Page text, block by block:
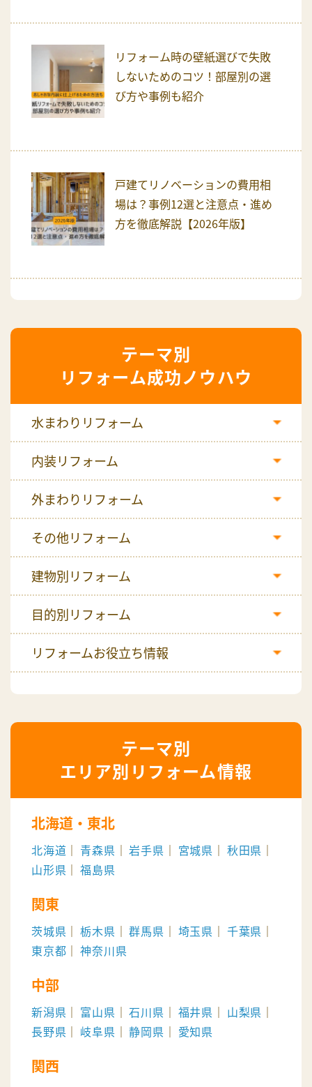
リフォーム時の壁紙選びで失敗
しないためのコツ！部屋別の選
び方や事例も紹介
戸建てリノベーションの費用相
場は？事例12選と注意点・進め
方を徹底解説【2026年版】
リフォーム成功ノウハウ
水まわりリフォーム
内装リフォーム
外まわりリフォーム
その他リフォーム
建物別リフォーム
目的別リフォーム
リフォームお役立ち情報
エリア別リフォーム情報
北海道・東北
北海道 青森県 岩手県 宮城県
秋田県
山形県
福島県
関東
茨城県 栃木県 群馬県 埼玉県
千葉県
東京都
神奈川県
中部
新潟県 富山県 石川県 福井県
山梨県
長野県
岐阜県 静岡県 愛知県
関西